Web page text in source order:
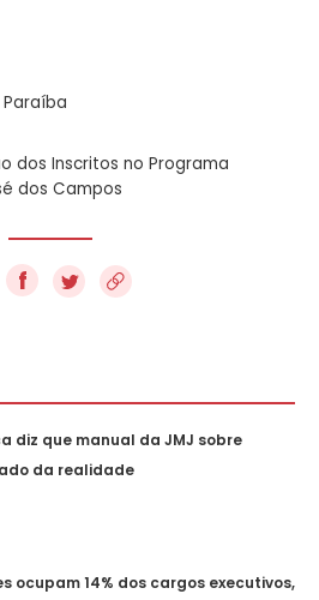
dos Inscritos no Programa
dos Campos
f
diz que manual da JMJ sobre
da realidade
ocupam 14% dos cargos executivos,